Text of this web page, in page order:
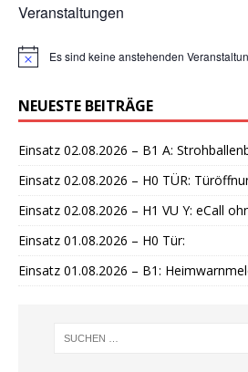
Veranstaltungen
H
w
e
s
Es sind keine anstehenden
NEUESTE BEITRÄGE
Einsatz 02.08.2026 – B1 A:
Einsatz 02.08.2026 – H0 TÜR:
Einsatz 02.08.2026 – H1 VU Y: eCall
Einsatz 01.08.2026 – H0 Tür:
Einsatz 01.08.2026 – B1: